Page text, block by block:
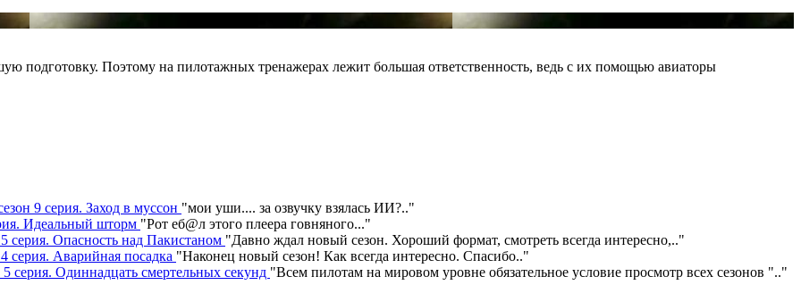
подготовку. Поэтому на пилотажных тренажерах лежит большая ответственность, ведь с их помощью авиаторы
9 серия. Заход в муссон "мои уши.... за озвучку взялась ИИ?.."
Идеальный шторм "Рот еб@л этого плеера говняного..."
серия. Опасность над Пакистаном "Давно ждал новый сезон. Хороший формат, смотреть всегда интересно,.."
серия. Аварийная посадка "Наконец новый сезон! Как всегда интересно. Спасибо.."
5 серия. Одиннадцать смертельных секунд "Всем пилотам на мировом уровне обязательное условие просмотр всех сезонов ".."